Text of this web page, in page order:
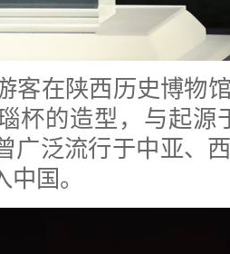
客在陕西历史博物
杯的造型，与起源
广泛流行于中亚、
国。